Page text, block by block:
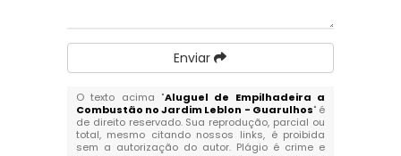
Enviar
O texto acima "Aluguel de Empilhadeira a
Combustão no Jardim Leblon - Guarulhos" é
de direito reservado. Sua reprodução, parcial ou
total, mesmo citando nossos links, é proibida
sem a autorização do autor. Plágio é crime e